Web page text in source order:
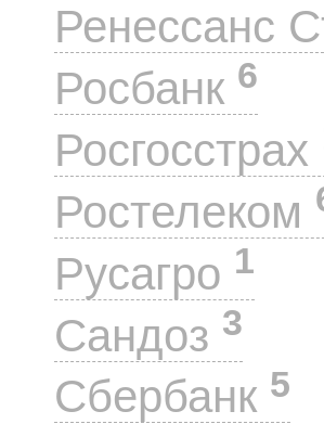
Ренессанс
Росбанк 6
Росгосстрах
Ростелеком
Русагро 1
Сандоз 3
Сбербанк 5